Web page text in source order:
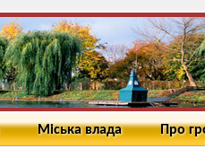
Міська влада Про